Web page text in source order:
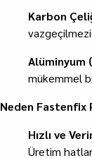
Karbon
Alüminyum
mükemmel
Neden Fastenfix
Hızlı ve
Üretim